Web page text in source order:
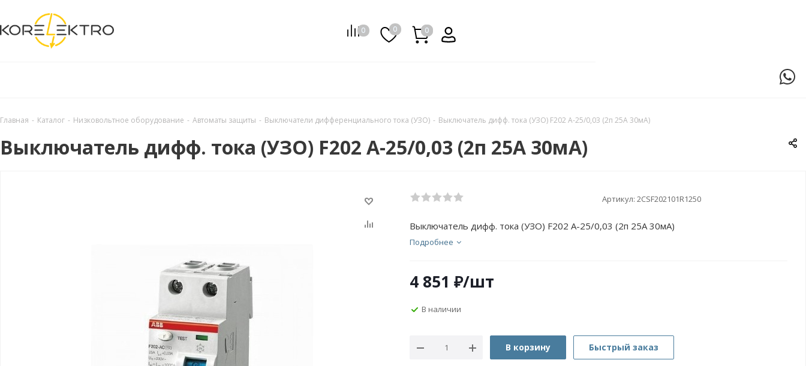
0 0 0
0
Главная - Каталог - Низковольтное оборудование - Автоматы защиты - Выключатели дифференциального тока (УЗО) - Выключатель дифф. тока (УЗО) F202 A-25/0,03 (2п 25А 30мА)
Выключатель дифф. тока (УЗО) F202 A-25/0,03 (2п 25А 30мА)
Артикул: 2CSF202101R1250
Выключатель дифф. тока (УЗО) F202 A-25/0,03 (2п 25А 30мА)
Подробнее
4 851 ₽/шт
В наличии
В корзину Быстрый заказ